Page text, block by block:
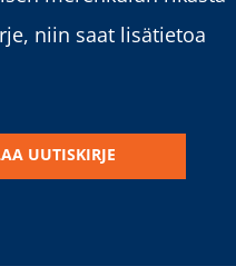
niin saat lisätietoa
UUTISKIRJE